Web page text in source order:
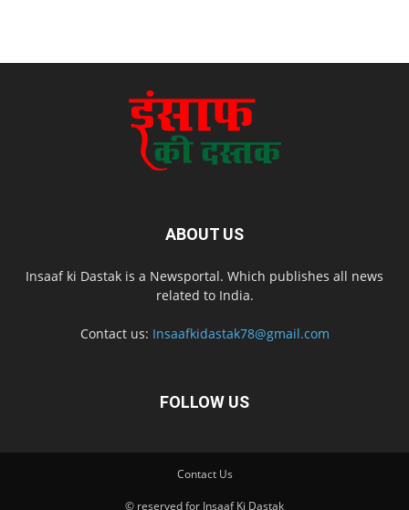
ABOUT US
Insaaf ki Dastak is a Newsportal. Which publishes all news
related to India.
Contact us: Insaafkidastak78@gmail.com
FOLLOW US
Contact Us
© reserved for Insaaf Ki Dastak